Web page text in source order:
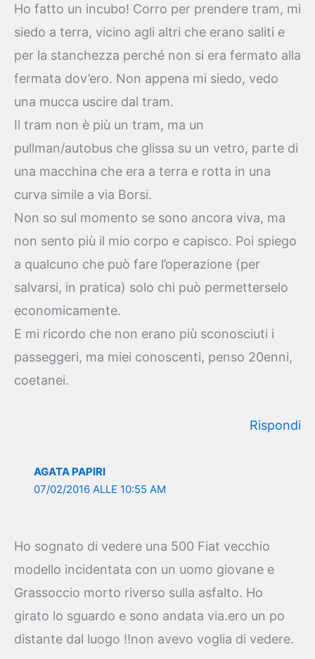
Ho fatto un incubo! Corro per prendere tram, mi
siedo a terra, vicino agli altri che erano saliti e
per la stanchezza perché non si era fermato alla
fermata dov’ero. Non appena mi siedo, vedo
una mucca uscire dal tram.
Il tram non è più un tram, ma un
pullman/autobus che glissa su un vetro, parte di
una macchina che era a terra e rotta in una
curva simile a via Borsi.
Non so sul momento se sono ancora viva, ma
non sento più il mio corpo e capisco. Poi spiego
a qualcuno che può fare l’operazione (per
salvarsi, in pratica) solo chi può permetterselo
economicamente.
E mi ricordo che non erano più sconosciuti i
passeggeri, ma miei conoscenti, penso 20enni,
coetanei.
Rispondi
AGATA PAPIRI
07/02/2016 ALLE 10:55 AM
Ho sognato di vedere una 500 Fiat vecchio
modello incidentata con un uomo giovane e
Grassoccio morto riverso sulla asfalto. Ho
girato lo sguardo e sono andata via.ero un po
distante dal luogo !!non avevo voglia di vedere.